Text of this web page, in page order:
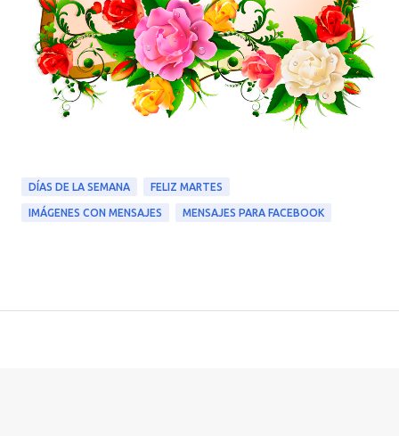
DÍAS DE LA SEMANA FELIZ MARTES
IMÁGENES CON MENSAJES MENSAJES PARA FACEBOOK